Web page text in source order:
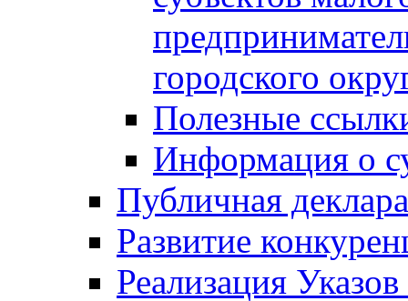
городского
Полезные
Информация о
Публичная
Развитие
Реализация